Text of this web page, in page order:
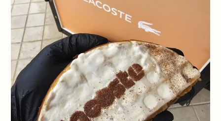
che Lily faccia il resto.
RICHIEDI UN PREVENTIVO ⟶